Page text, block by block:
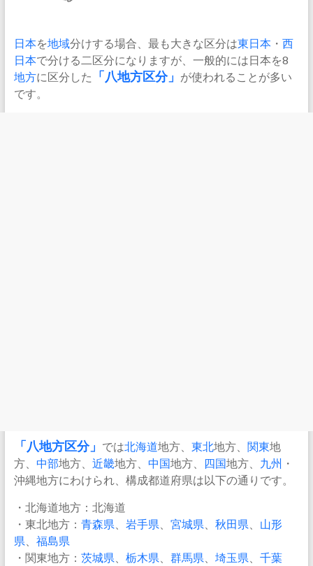
日本を地域分けする場合、最も大きな区分は東日本・ 西
日本で分ける二区分になりますが、一般的には日本を8
地方に区分した 「 八地方区分」 が使われることが多い
です。
「八地方区分」 では北海道地方、 東北地方、 関東地
方、 中部地方、 近畿地方、 中国地方、 四国地方、 九州 ・
沖縄地方にわけられ、構成都道府県は以下の通りです。
・北海道地方：北海道
・東北地方： 青森県 岩手県 宮城県 秋田県
山形
県
福島県
・関東地方： 茨城県 栃木県 群馬県 埼玉県
千葉